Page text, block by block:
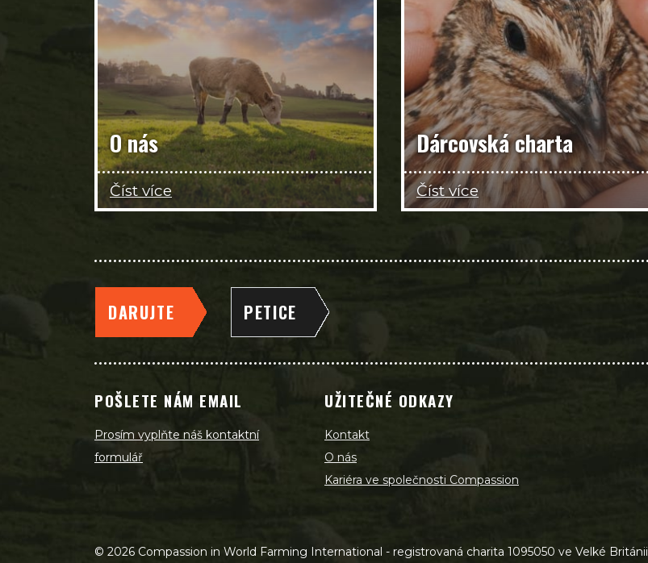
O nás
Číst více
Dárcovská charta
Číst více
DARUJTE PETICE
POŠLETE NÁM EMAIL
Prosím vyplňte náš kontaktní
formulář
UŽITEČNÉ ODKAZY
Kontakt
O nás
Kariéra ve společnosti Compassion
© 2026 Compassion in World Farming International - registrovaná charita 1095050 ve Velké Británii